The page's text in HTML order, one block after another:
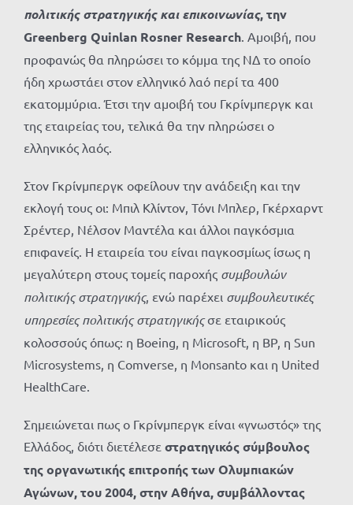
πολιτικής στρατηγικής και επικοινωνίας, την
Greenberg Quinlan Rosner Research . Αμοιβή, που
προφανώς θα πληρώσει το κόμμα της ΝΔ το οποίο
ήδη χρωστάει στον ελληνικό λαό περί τα 400
εκατομμύρια. Έτσι την αμοιβή του Γκρίνμπεργκ και
της εταιρείας του, τελικά θα την πληρώσει ο
ελληνικός λαός.
Στον Γκρίνμπεργκ οφείλουν την ανάδειξη και την
εκλογή τους οι: Μπιλ Κλίντον, Τόνι Μπλερ, Γκέρχαρντ
Σρέντερ, Νέλσον Μαντέλα και άλλοι παγκόσμια
επιφανείς. Η εταιρεία του είναι παγκοσμίως ίσως η
μεγαλύτερη στους τομείς παροχής συμβουλών
πολιτικής στρατηγικής, ενώ παρέχει συμβουλευτικές
υπηρεσίες πολιτικής στρατηγικήςσε εταιρικούς
κολοσσούς όπως: η Boeing, η Microsoft, η BP, η Sun
Microsystems, η Comverse, η Monsanto και η United
HealthCare.
Σημειώνεται πως ο Γκρίνμπεργκ είναι «γνωστός» της
Ελλάδος, διότι διετέλεσε στρατηγικός σύμβουλος
της οργανωτικής επιτροπής των Ολυμπιακών
Αγώνων, του 2004, στην Αθήνα, συμβάλλοντας